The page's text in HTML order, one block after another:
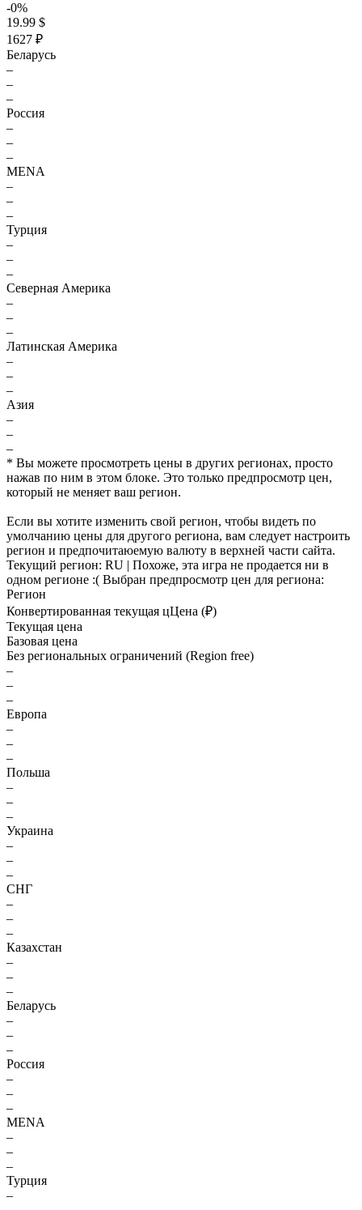
-0%
19.99 $
1627 ₽
Беларусь
–
–
–
Россия
–
–
–
MENA
–
–
–
Турция
–
–
–
Северная Америка
–
–
–
Латинская Америка
–
–
–
Азия
–
–
–
* Вы можете просмотреть цены в других регионах, просто
нажав по ним в этом блоке. Это только предпросмотр цен,
который не меняет ваш регион.
Если вы хотите изменить свой регион, чтобы видеть по
умолчанию цены для другого региона, вам следует настроить
регион и предпочитаюемую валюту в верхней части сайта.
Текущий регион: RU | Похоже, эта игра не продается ни в
одном регионе :( Выбран предпросмотр цен для региона:
Регион
Конвертированная текущая цЦена (₽)
Текущая цена
Базовая цена
Без региональных ограничений (Region free)
–
–
–
Европа
–
–
–
Польша
–
–
–
Украина
–
–
–
СНГ
–
–
–
Казахстан
–
–
–
Беларусь
–
–
–
Россия
–
–
–
MENA
–
–
–
Турция
–